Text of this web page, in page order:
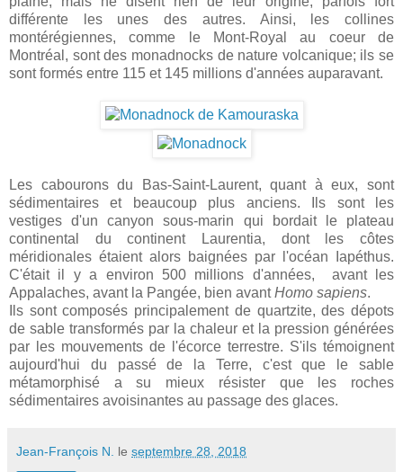
différente les unes des autres. Ainsi, les collines
montérégiennes, comme le Mont-Royal au coeur de
Montréal, sont des monadnocks de nature volcanique; ils se
sont formés entre 115 et 145 millions d'années auparavant.
Les cabourons du Bas-Saint-Laurent, quant à eux, sont
sédimentaires et beaucoup plus anciens. Ils sont les
vestiges d'un canyon sous-marin qui bordait le plateau
continental du continent Laurentia, dont les côtes
méridionales étaient alors baignées par l'océan Iapéthus.
C'était il y a environ 500 millions d'années, avant les
Appalaches, avant la Pangée, bien avantHomo sapiens.
Ils sont composés principalement de quartzite, des dépots
de sable transformés par la chaleur et la pression générées
par les mouvements de l'écorce terrestre. S'ils témoignent
aujourd'hui du passé de la Terre, c'est que le sable
métamorphisé a su mieux résister que les roches
sédimentaires avoisinantes au passage des glaces.
Jean-François N. le septembre 28, 2018